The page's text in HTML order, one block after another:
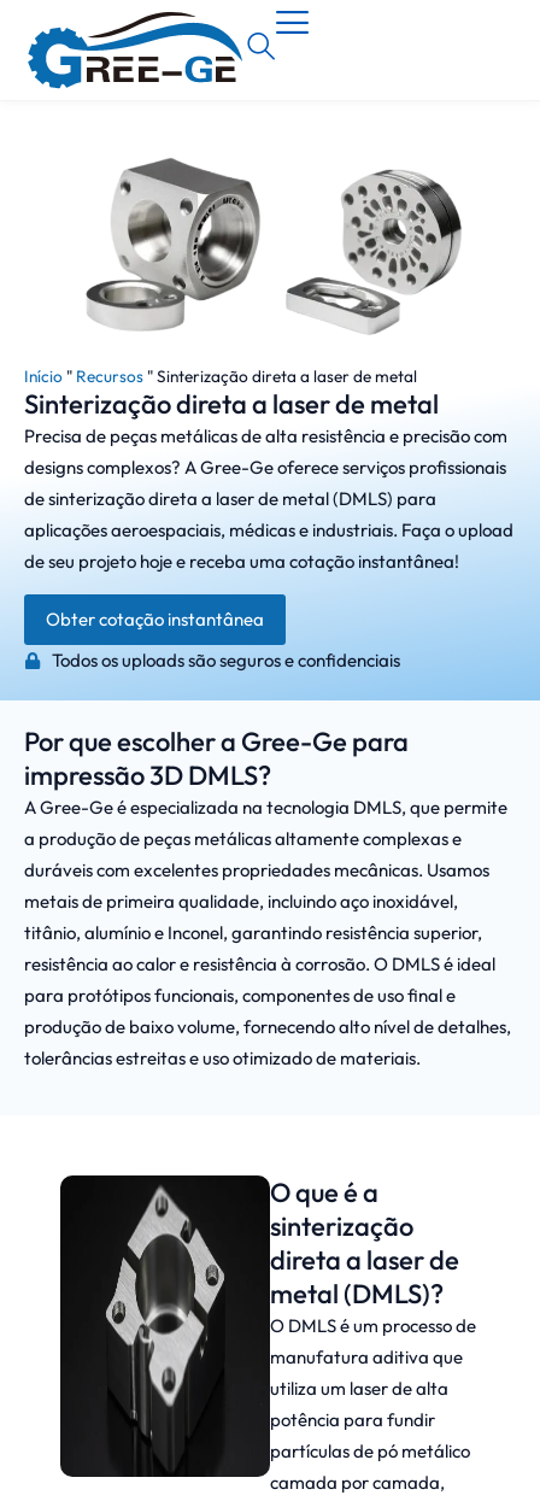
Início " Recursos "Sinterização direta a laser de metal
Sinterização direta a laser de metal
Precisa de peças metálicas de alta resistência e precisão com
designs complexos? A Gree-Ge oferece serviços profissionais
de sinterização direta a laser de metal (DMLS) para
aplicações aeroespaciais, médicas e industriais. Faça o upload
de seu projeto hoje e receba uma cotação instantânea!
Obter cotação instantânea
Todos os uploads são seguros e confidenciais
Por que escolher a Gree-Ge para
impressão 3D DMLS?
A Gree-Ge é especializada na tecnologia DMLS, que permite
a produção de peças metálicas altamente complexas e
duráveis com excelentes propriedades mecânicas. Usamos
metais de primeira qualidade, incluindo aço inoxidável,
titânio, alumínio e Inconel, garantindo resistência superior,
resistência ao calor e resistência à corrosão. O DMLS é ideal
para protótipos funcionais, componentes de uso final e
produção de baixo volume, fornecendo alto nível de detalhes,
tolerâncias estreitas e uso otimizado de materiais.
O que é a
sinterização
direta a laser de
metal (DMLS)?
O DMLS é um processo de
manufatura aditiva que
utiliza um laser de alta
potência para fundir
partículas de pó metálico
camada por camada,